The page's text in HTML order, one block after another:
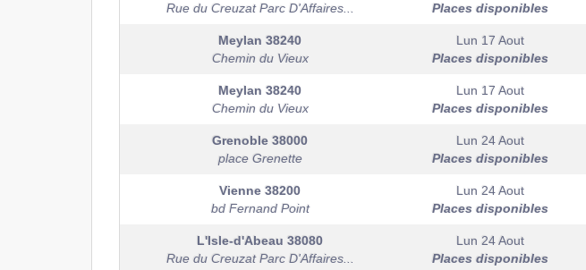
Rue du Creuzat Parc D'Affaires...
Places disponibles
Meylan 38240
Chemin du Vieux
Lun 17 Aout
Places disponibles
Meylan 38240
Chemin du Vieux
Lun 17 Aout
Places disponibles
Grenoble 38000
place Grenette
Lun 24 Aout
Places disponibles
Vienne 38200
bd Fernand Point
Lun 24 Aout
Places disponibles
L'Isle-d'Abeau 38080
Rue du Creuzat Parc D'Affaires...
Lun 24 Aout
Places disponibles